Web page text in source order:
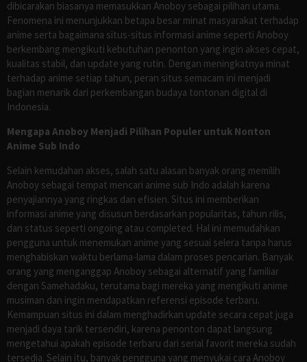
dibicarakan biasanya memasukkan Anoboy sebagai pilihan utama.
Fenomena ini menunjukkan betapa besar minat masyarakat terhadap
anime serta bagaimana situs-situs informasi anime seperti Anoboy
berkembang mengikuti kebutuhan penonton yang ingin akses cepat,
kualitas stabil, dan update yang rutin. Dengan meningkatnya minat
terhadap anime setiap tahun, peran situs semacam ini menjadi
bagian menarik dari perkembangan budaya tontonan digital di
Indonesia.
Mengapa Anoboy Menjadi Pilihan Populer untuk Nonton
Anime Sub Indo
Selain kemudahan akses, salah satu alasan banyak orang memilih
Anoboy sebagai tempat mencari anime sub Indo adalah karena
penyajiannya yang ringkas dan efisien. Situs ini memberikan
informasi anime yang disusun berdasarkan popularitas, tahun rilis,
dan status seperti ongoing atau completed. Hal ini memudahkan
pengguna untuk menemukan anime yang sesuai selera tanpa harus
menghabiskan waktu berlama-lama dalam proses pencarian. Banyak
orang yang menganggap Anoboy sebagai alternatif yang familiar
dengan Samehadaku, terutama bagi mereka yang mengikuti anime
musiman dan ingin mendapatkan referensi episode terbaru.
Kemampuan situs ini dalam menghadirkan update secara cepat juga
menjadi daya tarik tersendiri, karena penonton dapat langsung
mengetahui apakah episode terbaru dari serial favorit mereka sudah
tersedia. Selain itu, banyak pengguna yang menyukai cara Anoboy